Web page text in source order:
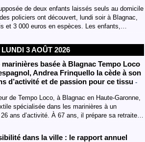
de deux enfants laissés seuls au domicile
policiers ont découvert, lundi soir à Blagnac,
et 3 000 euros en espèces. Les enfants,…
LUNDI 3 AOÛT 2026
marinières basée à Blagnac Tempo Loco
Andrea Frinquello la cède à son
d’activité et de passion pour ce tissu -
de Tempo Loco, à Blagnac en Haute-Garonne,
spécialisée dans les marinières à un
ans d’activité. À 67 ans, il prépare sa retraite…
dans la ville : le rapport annuel